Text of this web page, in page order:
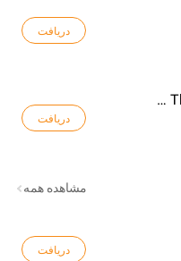
دریافت
Language Therapy for Children
دریافت
مشاهده همه
دریافت